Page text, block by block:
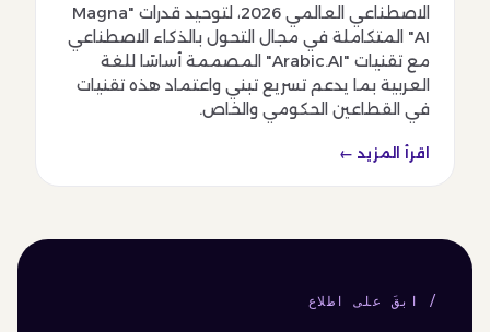
الاصطناعي العالمي 2026، لتوحيد قدرات "Magna
AI" المتكاملة في مجال التحول بالذكاء الاصطناعي
مع تقنيات "Arabic.AI" المصممة أساسًا للغة
العربية بما يدعم تسريع تبني واعتماد هذه تقنيات
في القطاعين الحكومي والخاص.
اقرأ المزيد ←
/ ابقَ على اطلاع